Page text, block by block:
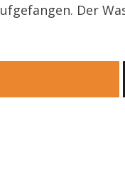
Der